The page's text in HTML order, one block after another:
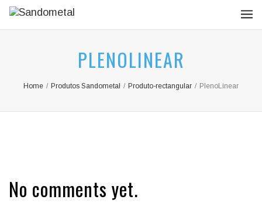
PLENOLINEAR
Home / Produtos Sandometal / Produto-rectangular / PlenoLinear
No comments yet.